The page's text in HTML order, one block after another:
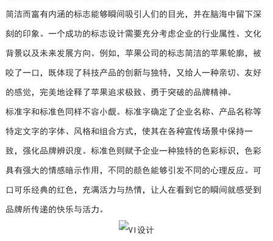
简洁而富有内涵的标志能够瞬间吸引人们的目光，并在脑海中留下深
刻的印象。一个成功的标志设计需要充分考虑企业的行业属性、文化
背景以及未来发展方向。例如，苹果公司的标志简洁的苹果轮廓，被
咬了一口，既体现了科技产品的创新与独特，又给人一种亲切、友好
的感觉，完美地诠释了苹果追求极致、勇于突破的品牌精神。
标准字和标准色同样不容小觑。标准字确定了企业名称、产品名称等
特定文字的字体、风格和组合方式，使其在各种宣传场景中保持一
致，强化品牌辨识度。标准色则赋予企业一种独特的色彩标识，色彩
具有强大的情感暗示作用，不同的颜色能够引发不同的心理反应。可
口可乐经典的红色，充满活力与热情，让人在看到它的瞬间就感受到
品牌所传递的快乐与活力。